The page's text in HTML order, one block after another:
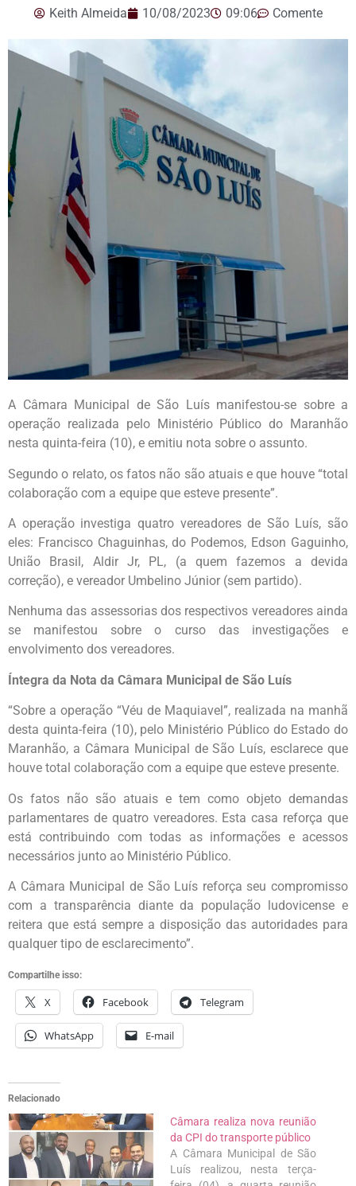
Keith Almeida 10/08/2023 09:06 Comente
A Câmara Municipal de São Luís manifestou-se sobre a
operação realizada pelo Ministério Público do Maranhão
nesta quinta-feira (10), e emitiu nota sobre o assunto.
Segundo o relato, os fatos não são atuais e que houve “total
colaboração com a equipe que esteve presente”.
A operação investiga quatro vereadores de São Luís, são
eles: Francisco Chaguinhas, do Podemos, Edson Gaguinho,
União Brasil, Aldir Jr, PL, (a quem fazemos a devida
correção), e vereador Umbelino Júnior (sem partido).
Nenhuma das assessorias dos respectivos vereadores ainda
se manifestou sobre o curso das investigações e
envolvimento dos vereadores.
Íntegra da Nota da Câmara Municipal de São Luís
“Sobre a operação “Véu de Maquiavel”, realizada na manhã
desta quinta-feira (10), pelo Ministério Público do Estado do
Maranhão, a Câmara Municipal de São Luís, esclarece que
houve total colaboração com a equipe que esteve presente.
Os fatos não são atuais e tem como objeto demandas
parlamentares de quatro vereadores. Esta casa reforça que
está contribuindo com todas as informações e acessos
necessários junto ao Ministério Público.
A Câmara Municipal de São Luís reforça seu compromisso
com a transparência diante da população ludovicense e
reitera que está sempre a disposição das autoridades para
qualquer tipo de esclarecimento”.
Compartilhe isso:
X Facebook Telegram
WhatsApp E-mail
Relacionado
Câmara realiza nova reunião
da CPI do transporte público
A Câmara Municipal de São
Luís realizou, nesta terça-